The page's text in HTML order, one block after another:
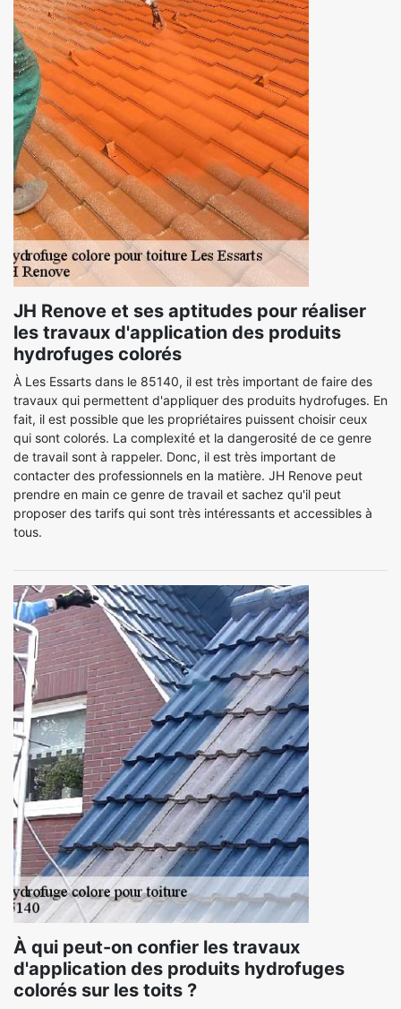
JH Renove et ses aptitudes pour réaliser
les travaux d'application des produits
hydrofuges colorés
À Les Essarts dans le 85140, il est très important de faire des
travaux qui permettent d'appliquer des produits hydrofuges. En
fait, il est possible que les propriétaires puissent choisir ceux
qui sont colorés. La complexité et la dangerosité de ce genre
de travail sont à rappeler. Donc, il est très important de
contacter des professionnels en la matière. JH Renove peut
prendre en main ce genre de travail et sachez qu'il peut
proposer des tarifs qui sont très intéressants et accessibles à
tous.
À qui peut-on confier les travaux
d'application des produits hydrofuges
colorés sur les toits ?